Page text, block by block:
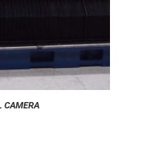
CAMERA